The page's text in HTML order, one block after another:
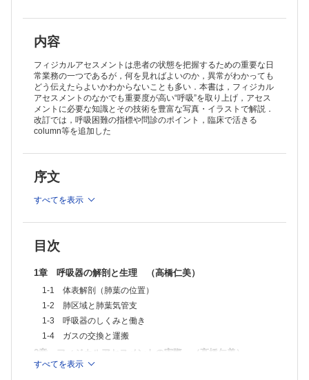
3章 フィジカルアセスメントに必要な検査 （佐藤一洋）
3-1 画像検査（X線）
3-2 呼吸機能の評価
3-3 血液ガス分析
4章 代表疾患のフィジカルアセスメント （佐藤一洋）
4-1 慢性閉塞性肺疾患（COPD）
4-2 気管支喘息
4-3 肺結核後遺症
4-4 間質性肺炎
4-7 急性呼吸促迫症候群（ARDS）
4-9 肺炎
参考図書
索引
内容
フィジカルアセスメントは患者の状態を把握するための重要な日
常業務の一つであるが，何を見ればよいのか，異常がわかっても
どう伝えたらよいかわからないことも多い．本書は，フィジカル
アセスメントのなかでも重要度が高い“呼吸”を取り上げ，アセス
メントに必要な知識とその技術を豊富な写真・イラストで解説．
改訂では，呼吸困難の指標や問診のポイント，臨床で活きる
column等を追加した
序文
すべてを表示
目次
1章 呼吸器の解剖と生理 （高橋仁美）
1-1 体表解剖（肺葉の位置）
1-2 肺区域と肺葉気管支
1-3 呼吸器のしくみと働き
1-4 ガスの交換と運搬
2章 フィジカルアセスメントの実際 （高橋仁美）
2-1 問診
すべてを表示